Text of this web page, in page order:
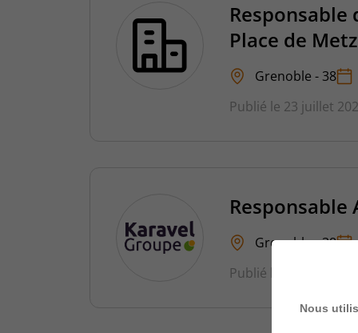
Responsable
Place de
Grenoble - 38
Publié le 23 juillet
Responsable
Grenoble - 38
Publié le 22 juillet 2026
Nous